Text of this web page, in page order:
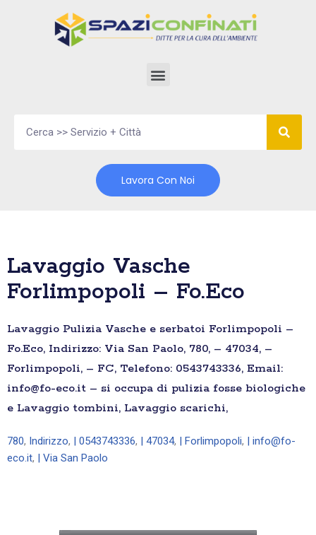
Lavora Con Noi
Lavaggio Vasche
Forlimpopoli – Fo.Eco
Lavaggio Pulizia Vasche e serbatoi Forlimpopoli –
Fo.Eco, Indirizzo: Via San Paolo, 780, – 47034, –
Forlimpopoli, – FC, Telefono: 0543743336, Email:
info@fo-eco.it – si occupa di pulizia fosse biologiche
e Lavaggio tombini, Lavaggio scarichi,
780, Indirizzo, | 0543743336, | 47034, | Forlimpopoli,
| info@fo-
eco.it, | Via San Paolo